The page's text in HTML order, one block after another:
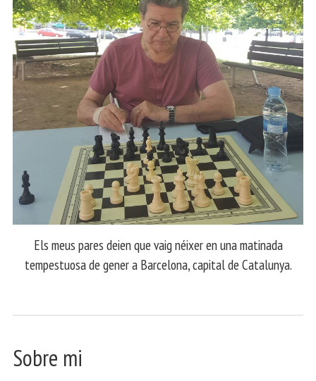
Els meus pares deien que vaig néixer en una matinada
tempestuosa de gener a Barcelona, capital de Catalunya.
Sobre mi